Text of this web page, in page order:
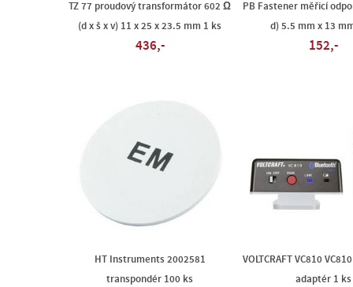
TZ 77 proudový transformátor 602 Ω
(d x š x v) 11 x 25 x 23.5 mm 1 ks
436,-
PB Fastener měřicí
d) 5.5 mm x 13
152,-
HT Instruments 2002581
transpondér 100 ks
VOLTCRAFT VC810
adaptér 1 ks